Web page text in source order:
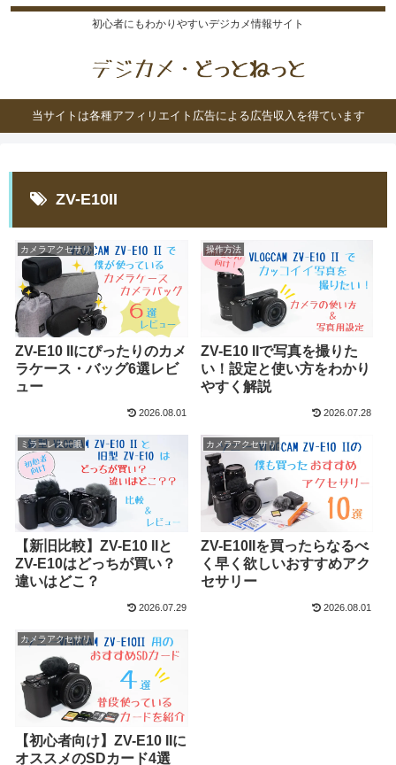
初心者にもわかりやすいデジカメ情報サイト
当サイトは各種アフィリエイト広告による広告収入を得ています
ZV-E10II
カメラアクセサリ
ZV-E10 IIにぴったりのカメ
ラケース・バッグ6選レビ
ュー
2026.08.01
操作方法
ZV-E10 IIで写真を撮りた
い！設定と使い方をわかり
やすく解説
2026.07.28
ミラーレス一眼
【新旧比較】ZV-E10 IIと
ZV-E10はどっちが買い？
違いはどこ？
2026.07.29
カメラアクセサリ
ZV-E10IIを買ったらなるべ
く早く欲しいおすすめアク
セサリー
2026.08.01
カメラアクセサリ
【初心者向け】ZV-E10 IIに
オススメのSDカード4選